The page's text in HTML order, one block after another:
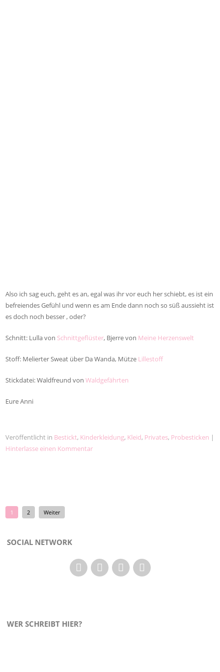
Also ich sag euch, geht es an, egal was ihr vor euch her schiebt, es ist ein
befreiendes Gefühl und wenn es am Ende dann noch so süß aussieht ist
es doch noch besser , oder?
Schnitt: Lulla von Schnittgeflüster, Bjerre von Meine Herzenswelt
Stoff: Melierter Sweat über Da Wanda, Mütze Lillestoff
Stickdatei: Waldfreund von Waldgefährten
Eure Anni
Veröffentlicht in Bestickt, Kinderkleidung, Kleid, Privates, Probesticken |
Hinterlasse einen Kommentar
1 2 Weiter
SOCIAL NETWORK
WER SCHREIBT HIER?